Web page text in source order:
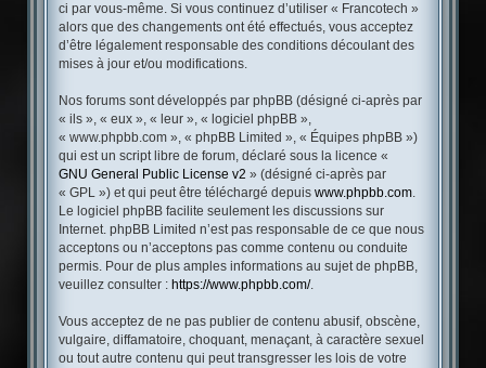
ci par vous-même. Si vous continuez d’utiliser « Francotech »
alors que des changements ont été effectués, vous acceptez
d’être légalement responsable des conditions découlant des
mises à jour et/ou modifications.
Nos forums sont développés par phpBB (désigné ci-après par
« ils », « eux », « leur », « logiciel phpBB »,
« www.phpbb.com », « phpBB Limited », « Équipes phpBB »)
qui est un script libre de forum, déclaré sous la licence «
GNU General Public License v2 » (désigné ci-après par
« GPL ») et qui peut être téléchargé depuis www.phpbb.com.
Le logiciel phpBB facilite seulement les discussions sur
Internet. phpBB Limited n’est pas responsable de ce que nous
acceptons ou n’acceptons pas comme contenu ou conduite
permis. Pour de plus amples informations au sujet de phpBB,
veuillez consulter : https://www.phpbb.com/.
Vous acceptez de ne pas publier de contenu abusif, obscène,
vulgaire, diffamatoire, choquant, menaçant, à caractère sexuel
ou tout autre contenu qui peut transgresser les lois de votre